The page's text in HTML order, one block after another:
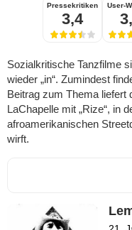
Pressekritiken
3,4
User-
Sozialkritische Tanzfilme
wieder „in“. Zumindest
Beitrag zum Thema
LaChapelle mit „Rize“, in
afroamerikanischen
wirft.